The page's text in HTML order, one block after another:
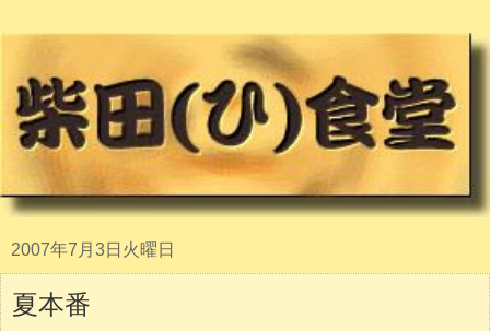
2007年7月3日火曜日
夏本番